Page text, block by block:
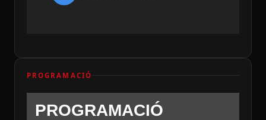
PROGRAMACIÓ
PROGRAMACIÓ